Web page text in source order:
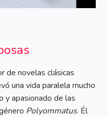
de novelas clásicas
una vida paralela mucho
y apasionado de las
Polyommatus. Él